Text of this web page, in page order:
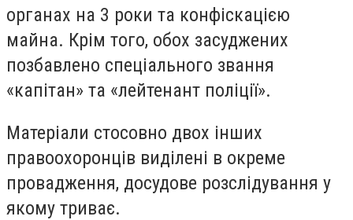
органах на 3 роки та конфіскацією
майна. Крім того, обох засуджених
позбавлено спеціального звання
«капітан» та «лейтенант поліції».
Матеріали стосовно двох інших
правоохоронців виділені в окреме
провадження, досудове розслідування у
якому триває.